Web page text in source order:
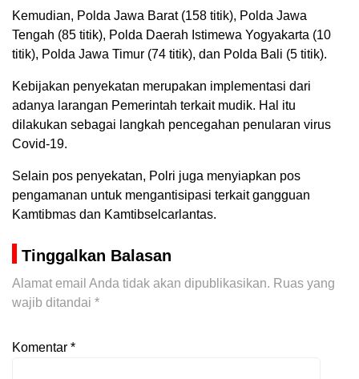
Kemudian, Polda Jawa Barat (158 titik), Polda Jawa
Tengah (85 titik), Polda Daerah Istimewa Yogyakarta (10
titik), Polda Jawa Timur (74 titik), dan Polda Bali (5 titik).
Kebijakan penyekatan merupakan implementasi dari
adanya larangan Pemerintah terkait mudik. Hal itu
dilakukan sebagai langkah pencegahan penularan virus
Covid-19.
Selain pos penyekatan, Polri juga menyiapkan pos
pengamanan untuk mengantisipasi terkait gangguan
Kamtibmas dan Kamtibselcarlantas.
Tinggalkan Balasan
Alamat email Anda tidak akan dipublikasikan. Ruas yang
wajib ditandai *
Komentar *